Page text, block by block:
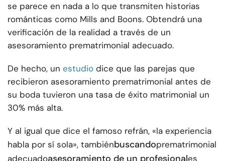
se parece en nada a lo que transmiten historias
románticas como Mills and Boons. Obtendrá una
verificación de la realidad a través de un
asesoramiento prematrimonial adecuado.
De hecho, un estudio dice que las parejas que
recibieron asesoramiento prematrimonial antes de
su boda tuvieron una tasa de éxito matrimonial un
30% más alta.
Y al igual que dice el famoso refrán, «la experiencia
habla por sí sola», tambiénbuscandoprematrimonial
adecuado
es